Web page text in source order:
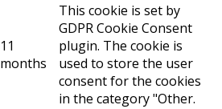
11
months
This cookie is set by
GDPR Cookie Consent
plugin. The cookie is
used to store the user
consent for the cookies
in the category "Other.